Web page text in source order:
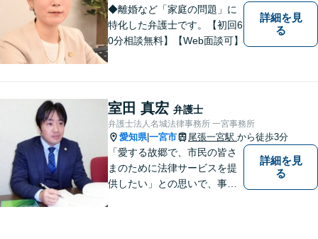
◆離婚など「家庭の問題」に
特化した弁護士です。【初回6
0分相談無料】【Web面談可】
詳細を見
る
室田 真宏 弁護士
弁護士法人名城法律事務所 一宮事務所
愛知県|一宮市 尾張一宮駅 から徒歩3分
「愛する故郷で、市民の皆さ
まのために法律サービスを提
供したい」との思いで、事務
詳細を見
る